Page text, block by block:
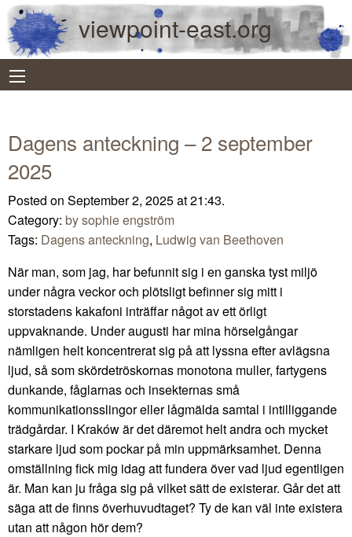
viewpoint-east.org
Dagens anteckning – 2 september
2025
Posted on September 2, 2025 at 21:43.
Category: by sophie engström
Tags: Dagens anteckning, Ludwig van Beethoven
När man, som jag, har befunnit sig i en ganska tyst miljö
under några veckor och plötsligt befinner sig mitt i
storstadens kakafoni inträffar något av ett örligt
uppvaknande. Under augusti har mina hörselgångar
nämligen helt koncentrerat sig på att lyssna efter avlägsna
ljud, så som skördetröskornas monotona muller, fartygens
dunkande, fåglarnas och insekternas små
kommunikationsslingor eller lågmälda samtal i intilliggande
trädgårdar. I Kraków är det däremot helt andra och mycket
starkare ljud som pockar på min uppmärksamhet. Denna
omställning fick mig idag att fundera över vad ljud egentligen
är. Man kan ju fråga sig på vilket sätt de existerar. Går det att
säga att de finns överhuvudtaget? Ty de kan väl inte existera
utan att någon hör dem?